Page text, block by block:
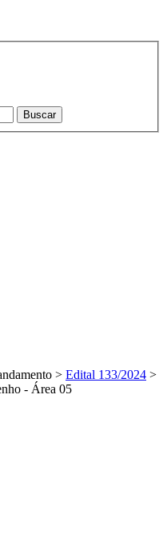
Buscar
> Edital 133/2024 >
- Área 05